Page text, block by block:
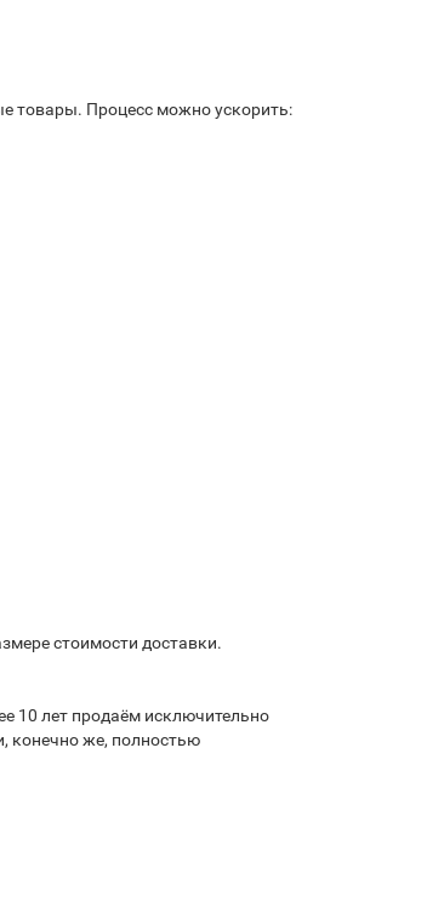
товары. Процесс можно ускорить:
стоимости доставки.
10 лет продаём исключительно
конечно же, полностью